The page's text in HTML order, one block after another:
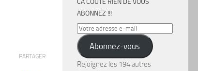
PARTAGER
CA COÛTE RIEN DE VOUS
ABONNEZ !!!
Votre
adresse
e-
mail
Abonnez-vous
Rejoignez les 194 autres